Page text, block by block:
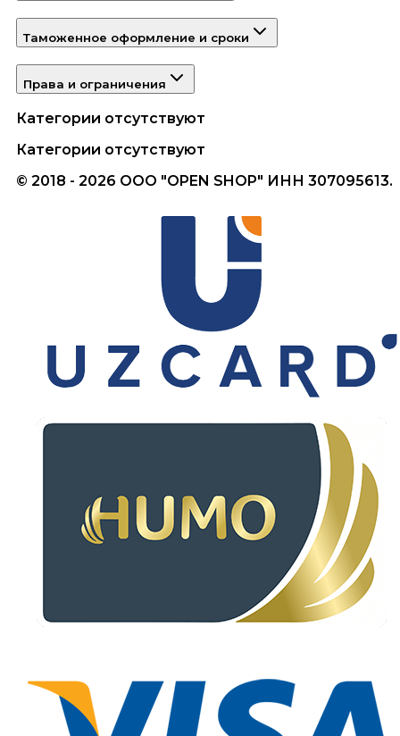
Таможенное оформление и сроки
Права и ограничения
Категории отсутствуют
Категории отсутствуют
© 2018 - 2026 ООО "OPEN SHOP" ИНН 307095613.